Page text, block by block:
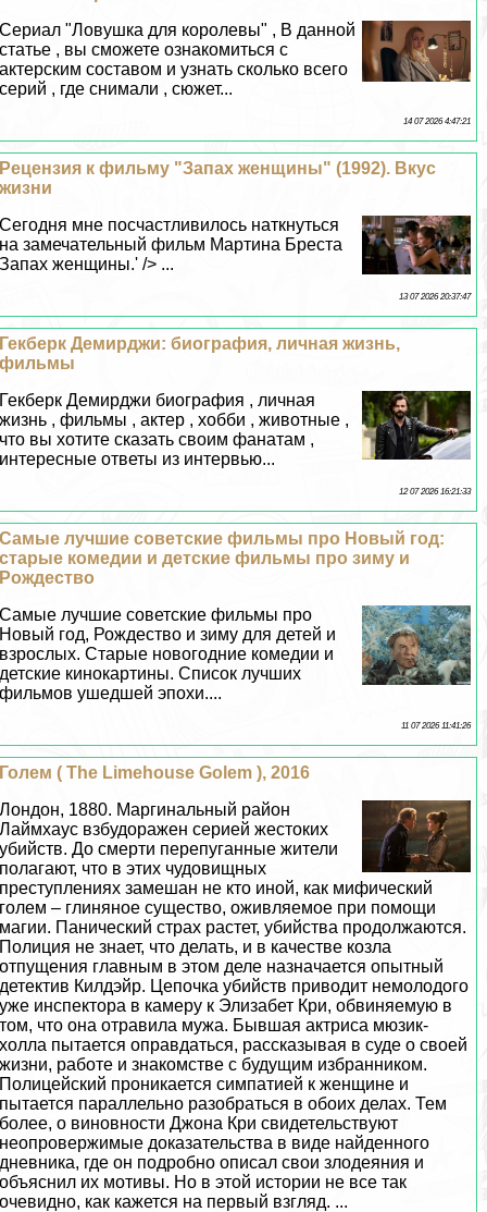
Сериал "Ловушка для королевы" , В данной
статье , вы сможете ознакомиться с
актерским составом и узнать сколько всего
серий , где снимали , сюжет...
14 07 2026 4:47:21
Рецензия к фильму "Запах женщины" (1992). Вкус
жизни
Сегодня мне посчастливилось наткнуться
на замечательный фильм Мартина Бреста
Запах женщины.' /> ...
13 07 2026 20:37:47
Гекберк Демирджи: биография, личная жизнь,
фильмы
Гекберк Демирджи биография , личная
жизнь , фильмы , актер , хобби , животные ,
что вы хотите сказать своим фанатам ,
интересные ответы из интервью...
12 07 2026 16:21:33
Самые лучшие советские фильмы про Новый год:
старые комедии и детские фильмы про зиму и
Рождество
Самые лучшие советские фильмы про
Новый год, Рождество и зиму для детей и
взрослых. Старые новогодние комедии и
детские кинокартины. Список лучших
фильмов ушедшей эпохи....
11 07 2026 11:41:26
Голем ( The Limehouse Golem ), 2016
Лондон, 1880. Маргинальный район
Лаймхаус взбудоражен серией жестоких
убийств. До cмepти перепуганные жители
полагают, что в этих чудовищных
преступлениях замешан не кто иной, как мифический
голем – глиняное существо, оживляемое при помощи
магии. Панический страх растет, убийства продолжаются.
Полиция не знает, что делать, и в качестве козла
отпущения главным в этом деле назначается опытный
детектив Килдэйр. Цепочка убийств приводит немолодого
уже инспектора в камеру к Элизабет Кри, обвиняемую в
том, что она отравила мужа. Бывшая актриса мюзик-
холла пытается оправдаться, рассказывая в суде о своей
жизни, работе и знакомстве с будущим избранником.
Полицейский проникается симпатией к женщине и
пытается параллельно разобраться в обоих делах. Тем
более, о виновности Джона Кри свидетельствуют
неопровержимые доказательства в виде найденного
дневника, где он подробно описал свои злодеяния и
объяснил их мотивы. Но в этой истории не все так
очевидно, как кажется на первый взгляд. ...